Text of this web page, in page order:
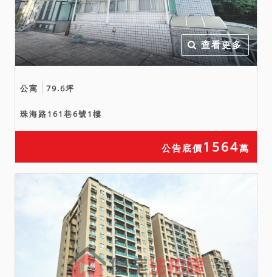
查看更多
公寓 79.6坪
珠海路161巷6號1樓
公告底價 1564萬